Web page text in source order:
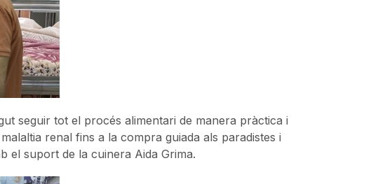
seguir tot el procés alimentari de manera pràctica i
renal fins a la compra guiada als paradistes i
el suport de la cuinera Aida Grima.